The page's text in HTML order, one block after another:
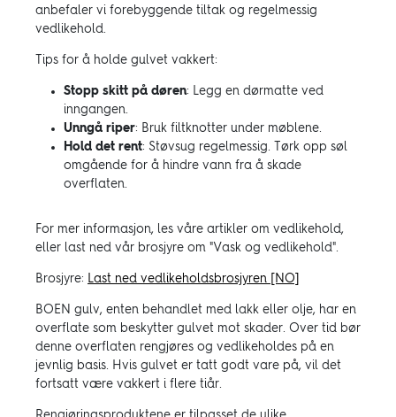
anbefaler vi forebyggende tiltak og regelmessig
vedlikehold.
Tips for å holde gulvet vakkert:
Stopp skitt på døren: Legg en dørmatte ved
inngangen.
Unngå riper: Bruk filtknotter under møblene.
Hold det rent: Støvsug regelmessig. Tørk opp søl
omgående for å hindre vann fra å skade
overflaten.
For mer informasjon, les våre artikler om vedlikehold,
eller last ned vår brosjyre om "Vask og vedlikehold".
Brosjyre: Last ned vedlikeholdsbrosjyren [NO]
BOEN gulv, enten behandlet med lakk eller olje, har en
overflate som beskytter gulvet mot skader. Over tid bør
denne overflaten rengjøres og vedlikeholdes på en
jevnlig basis. Hvis gulvet er tatt godt vare på, vil det
fortsatt være vakkert i flere tiår.